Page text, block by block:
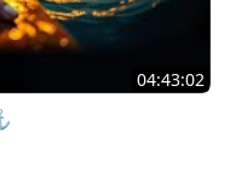
04:43:02
мир кораблей